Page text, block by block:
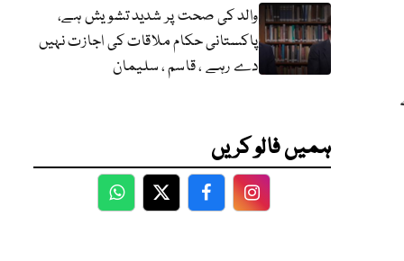
والد کی صحت پر شدید تشویش ہے،
پاکستانی حکام ملاقات کی اجازت نہیں
دے رہے ، قاسم ، سلیمان
ہمیں فالو کریں
WhatsApp
TwitterFacebookFacebook